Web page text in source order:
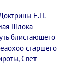
Е.П.
Шлока —
блистающего
старшего
Свет